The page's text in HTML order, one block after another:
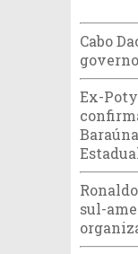
Cabo
Ex-
sul-